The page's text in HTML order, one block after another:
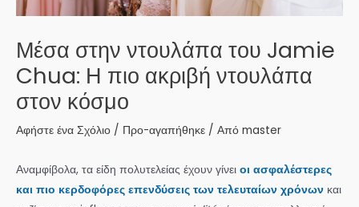
Μέσα στην ντουλάπα του Jamie
Chua: Η πιο ακριβή ντουλάπα
στον κόσμο
Αφήστε ένα Σχόλιο / Προ-αγαπήθηκε / Από master
Αναμφίβολα, τα είδη πολυτελείας έχουν γίνει οι ασφαλέστερες
και πιο κερδοφόρες επενδύσεις των τελευταίων χρόνων και